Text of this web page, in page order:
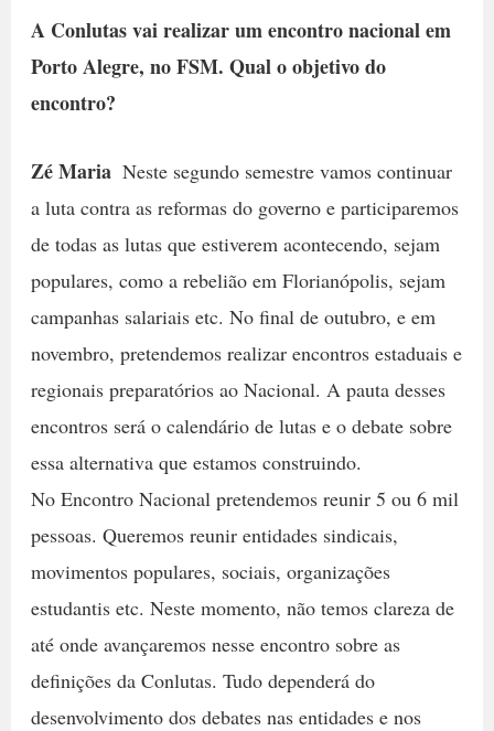
A Conlutas vai realizar um encontro nacional em
Porto Alegre, no FSM. Qual o objetivo do
encontro?
Zé Maria Neste segundo semestre vamos continuar
a luta contra as reformas do governo e participaremos
de todas as lutas que estiverem acontecendo, sejam
populares, como a rebelião em Florianópolis, sejam
campanhas salariais etc. No final de outubro, e em
novembro, pretendemos realizar encontros estaduais e
regionais preparatórios ao Nacional. A pauta desses
encontros será o calendário de lutas e o debate sobre
essa alternativa que estamos construindo.
No Encontro Nacional pretendemos reunir 5 ou 6 mil
pessoas. Queremos reunir entidades sindicais,
movimentos populares, sociais, organizações
estudantis etc. Neste momento, não temos clareza de
até onde avançaremos nesse encontro sobre as
definições da Conlutas. Tudo dependerá do
desenvolvimento dos debates nas entidades e nos